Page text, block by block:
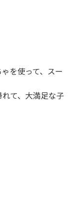
を使って、スー
て、大満足な子